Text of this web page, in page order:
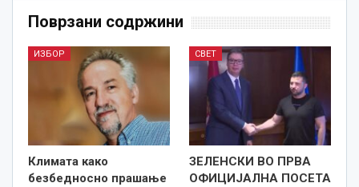
Поврзани содржини
ИЗБОР
Климата како
безбедносно прашање
СВЕТ
ЗЕЛЕНСКИ ВО ПРВА
ОФИЦИЈАЛНА ПОСЕТА